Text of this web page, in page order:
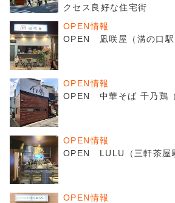
クセス良好な住宅街
OPEN情報
OPEN 凪咲屋（溝の口駅
OPEN情報
OPEN 中華そば 千乃鶏（
OPEN情報
OPEN LULU（三軒茶屋
OPEN情報